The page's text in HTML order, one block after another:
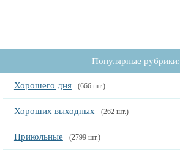
Популярные рубрики:
Хорошего дня (666 шт.)
Хороших выходных (262 шт.)
Прикольные (2799 шт.)